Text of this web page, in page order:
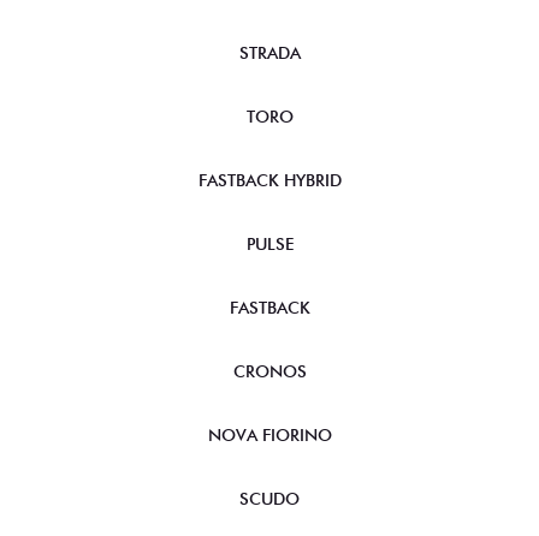
STRADA
TORO
FASTBACK HYBRID
PULSE
FASTBACK
CRONOS
NOVA FIORINO
SCUDO